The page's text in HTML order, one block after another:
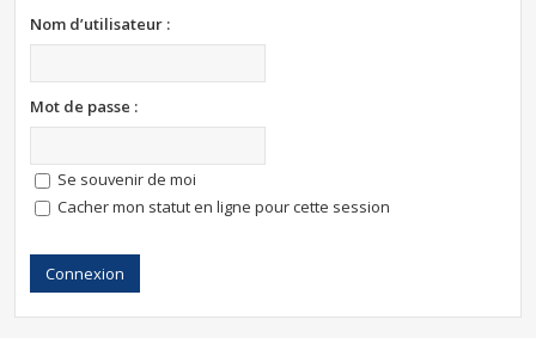
Nom d’utilisateur :
Mot de passe :
Se souvenir de moi
Cacher mon statut en ligne pour cette session